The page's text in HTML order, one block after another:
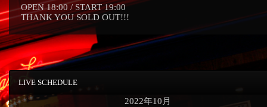
OPEN 18:00 / START 19:00
THANK YOU SOLD OUT!!!
LIVE SCHEDULE
2022年10月